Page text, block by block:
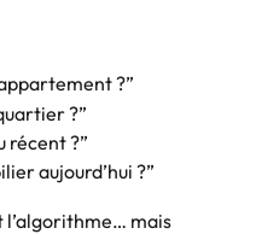
?”
?”
récent ?”
aujourd’hui ?”
mais